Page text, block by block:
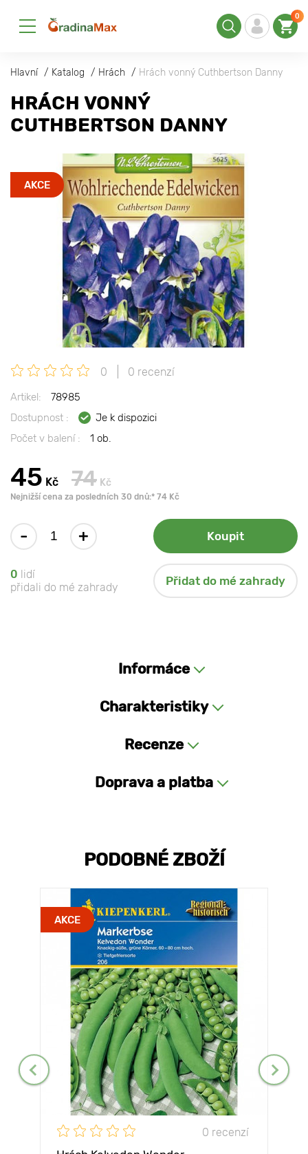
0
Hlavní Katalog Hrách Hrách vonný Cuthbertson Danny
HRÁCH VONNÝ
CUTHBERTSON DANNY
AKCE
0 0 recenzí
Artikel:
78985
Dostupnost :
Je k dispozici
Počet v balení :
1 ob.
45 Kč 74 Kč
Nejnižší cena za posledních 30 dnů:* 74 Kč
- + Koupit
0 lidí
přidali do mé zahrady
Přidat do mé zahrady
Informáce
Charakteristiky
Recenze
Doprava a platba
PODOBNÉ ZBOŽÍ
AKCE
0 recenzí